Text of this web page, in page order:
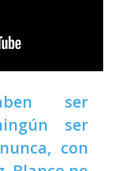
ser
ser
con